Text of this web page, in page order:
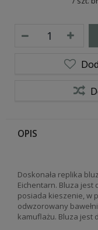
OPIS
Doskonała replika
Eichentarn. Bluza
posiada kieszenie, w
odwzorowany
kamuflażu. Bluza jest